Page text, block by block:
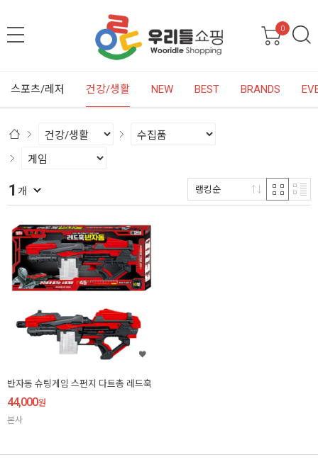
0
스포츠/레저 건강/생활 NEW BEST BRANDS
1 개 랭킹순
반자동 슈팅게임 스펀지 다트총 레드훅
44,000원
본사